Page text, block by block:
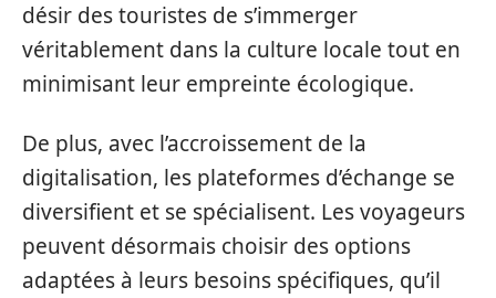
désir des touristes de s’immerger
véritablement dans la culture locale tout en
minimisant leur empreinte écologique.
De plus, avec l’accroissement de la
digitalisation, les plateformes d’échange se
diversifient et se spécialisent. Les voyageurs
peuvent désormais choisir des options
adaptées à leurs besoins spécifiques, qu’il